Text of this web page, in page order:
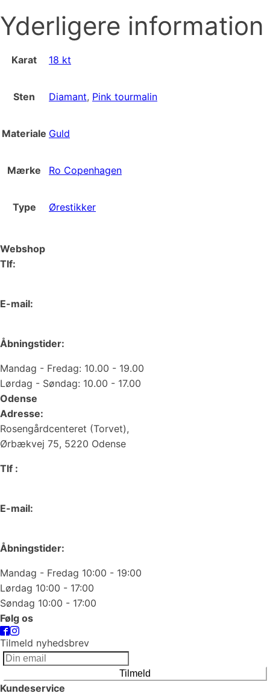
Yderligere information
Karat 18 kt
Sten Diamant, Pink tourmalin
Materiale Guld
Mærke Ro Copenhagen
Type Ørestikker
Webshop
Tlf:
E-mail:
Åbningstider:
Mandag - Fredag: 10.00 - 19.00
Lørdag - Søndag: 10.00 - 17.00
Odense
Adresse:
Rosengårdcenteret (Torvet),
Ørbækvej 75, 5220 Odense
Tlf :
E-mail:
Åbningstider:
Mandag - Fredag 10:00 - 19:00
Lørdag 10:00 - 17:00
Søndag 10:00 - 17:00
Følg os
Tilmeld nyhedsbrev
Tilmeld
Kundeservice